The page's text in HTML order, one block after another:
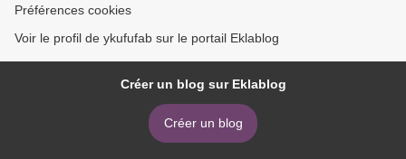
Préférences cookies
Voir le profil de ykufufab sur le portail Eklablog
Créer un blog sur Eklablog
Créer un blog